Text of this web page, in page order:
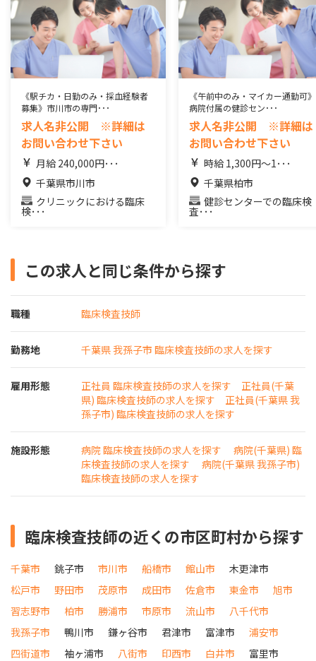
《駅チカ・日勤のみ・採血経験者
募集》市川市の専門･･･
求人名非公開 ※詳細は
お問い合わせ下さい
月給 240,000円･･･
千葉県市川市
クリニックにおける臨床
検･･･
《午前中のみ・マイカー通勤可》
病院付属の健診セン･･･
求人名非公開 ※詳細は
お問い合わせ下さい
時給 1,300円～1･･･
千葉県柏市
健診センターでの臨床検
査･･･
この求人と同じ条件から探す
職種 臨床検査技師
勤務地 千葉県 我孫子市 臨床検査技師の求人を探す
雇用形態 正社員 臨床検査技師の求人を探す
正社員(千葉
県) 臨床検査技師の求人を探す
正社員(千葉県 我
孫子市) 臨床検査技師の求人を探す
施設形態 病院 臨床検査技師の求人を探す
病院(千葉県) 臨
床検査技師の求人を探す
病院(千葉県 我孫子市)
臨床検査技師の求人を探す
臨床検査技師の近くの市区町村から探す
千葉市 銚子市 市川市 船橋市 館山市
木更津市
松戸市
野田市 茂原市 成田市 佐倉市 東金市
旭市
習志野市
柏市 勝浦市 市原市 流山市
八千代市
我孫子市
鴨川市 鎌ヶ谷市 君津市 富津市
浦安市
四街道市
袖ヶ浦市 八街市 印西市 白井市
富里市